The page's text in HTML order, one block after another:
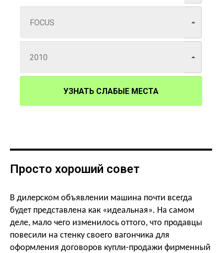
УЗНАТЬ СЛАБЫЕ МЕСТА
Просто хороший совет
В дилерском объявлении машина почти всегда
будет представлена как «идеальная». На самом
деле, мало чего изменилось оттого, что продавцы
повесили на стенку своего вагончика для
оформления договоров купли-продажи фирменный